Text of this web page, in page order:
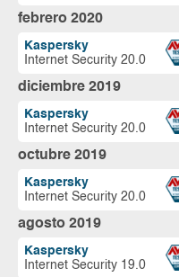
febrero 2020
Kaspersky
Internet Security 20.0
diciembre 2019
Kaspersky
Internet Security 20.0
octubre 2019
Kaspersky
Internet Security 20.0
agosto 2019
Kaspersky
Internet Security 19.0